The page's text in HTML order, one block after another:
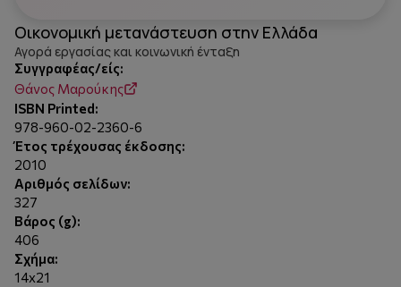
Οικονομική μετανάστευση στην Ελλάδα
Αγορά εργασίας και κοινωνική ένταξη
Συγγραφέας/είς:
Θάνος Μαρούκης
ISBN Printed:
978-960-02-2360-6
Έτος τρέχουσας έκδοσης:
2010
Αριθμός σελίδων:
327
Βάρος (g):
406
Σχήμα:
14x21